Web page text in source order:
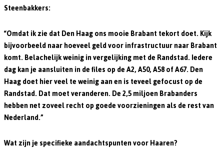
Steenbakkers:
“Omdat ik zie dat Den Haag ons mooie Brabant tekort doet. Kijk
bijvoorbeeld naar hoeveel geld voor infrastructuur naar Brabant
komt. Belachelijk weinig in vergelijking met de Randstad. Iedere
dag kan je aansluiten in de files op de A2, A50, A58 of A67. Den
Haag doet hier veel te weinig aan en is teveel gefocust op de
Randstad. Dat moet veranderen. De 2,5 miljoen Brabanders
hebben net zoveel recht op goede voorzieningen als de rest van
Nederland.”
Wat zijn je specifieke aandachtspunten voor Haaren?